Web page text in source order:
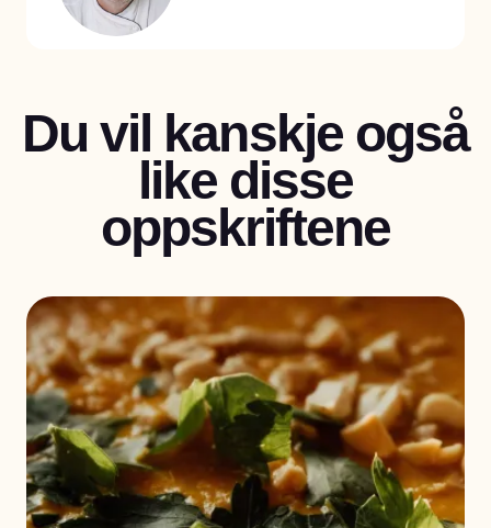
Du vil kanskje også
like disse
oppskriftene